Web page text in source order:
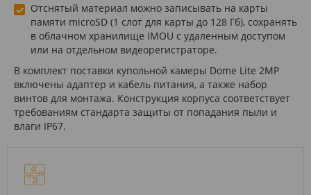
Отснятый материал можно записывать на карты
памяти microSD (1 слот для карты до 128 Гб), сохранять
в облачном хранилище IMOU с удаленным доступом
или на отдельном видеорегистраторе.
В комплект поставки купольной камеры Dome Lite 2MP
включены адаптер и кабель питания, а также набор
винтов для монтажа. Конструкция корпуса соответствует
требованиям стандарта защиты от попадания пыли и
влаги IP67.